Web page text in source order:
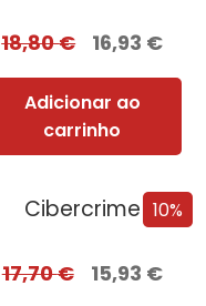
18,80€ 16,93 €
Adicionar ao
carrinho
10%
Cibercrime
17,70€ 15,93 €